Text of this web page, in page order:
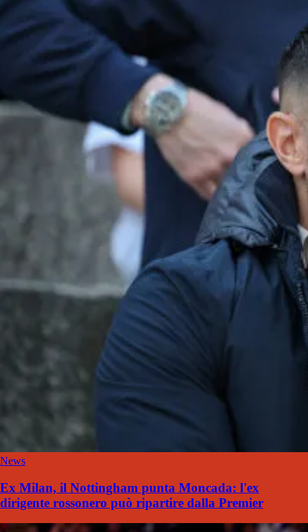
News
Ex Milan, il Nottingham punta Moncada: l'ex
dirigente rossonero può ripartire dalla Premier